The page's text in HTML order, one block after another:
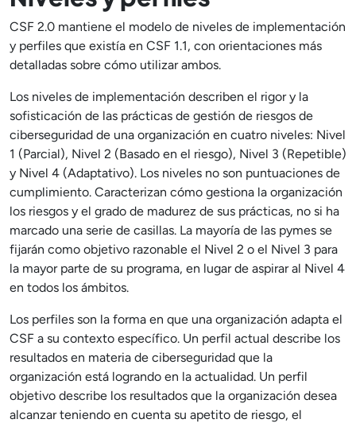
CSF 2.0 mantiene el modelo de niveles de implementación
y perfiles que existía en CSF 1.1, con orientaciones más
detalladas sobre cómo utilizar ambos.
Los niveles de implementación describen el rigor y la
sofisticación de las prácticas de gestión de riesgos de
ciberseguridad de una organización en cuatro niveles: Nivel
1 (Parcial), Nivel 2 (Basado en el riesgo), Nivel 3 (Repetible)
y Nivel 4 (Adaptativo). Los niveles no son puntuaciones de
cumplimiento. Caracterizan cómo gestiona la organización
los riesgos y el grado de madurez de sus prácticas, no si ha
marcado una serie de casillas. La mayoría de las pymes se
fijarán como objetivo razonable el Nivel 2 o el Nivel 3 para
la mayor parte de su programa, en lugar de aspirar al Nivel 4
en todos los ámbitos.
Los perfiles son la forma en que una organización adapta el
CSF a su contexto específico. Un perfil actual describe los
resultados en materia de ciberseguridad que la
organización está logrando en la actualidad. Un perfil
objetivo describe los resultados que la organización desea
alcanzar teniendo en cuenta su apetito de riesgo, el